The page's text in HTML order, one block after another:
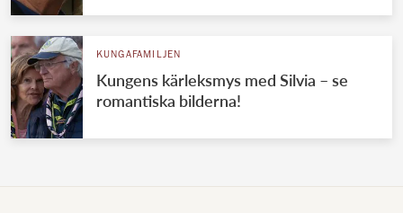
KUNGAFAMILJEN
Kungens kärleksmys med Silvia – se
romantiska bilderna!